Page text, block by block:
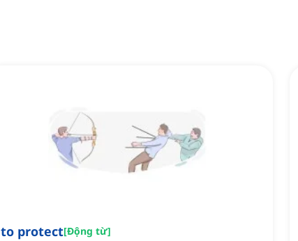
to protect[Động từ]